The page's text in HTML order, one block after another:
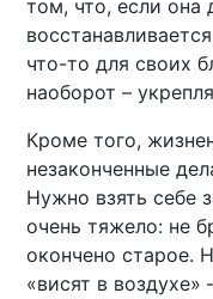
том, что, если она
что-то для своих
наоборот –
Кроме того,
незаконченные
Нужно взять себе
очень тяжело: не
окончено старое.
«висят в